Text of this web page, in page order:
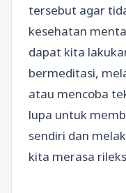
tersebut agar
kesehatan
dapat kita
bermeditasi,
atau mencoba
lupa untuk
sendiri dan
kita merasa